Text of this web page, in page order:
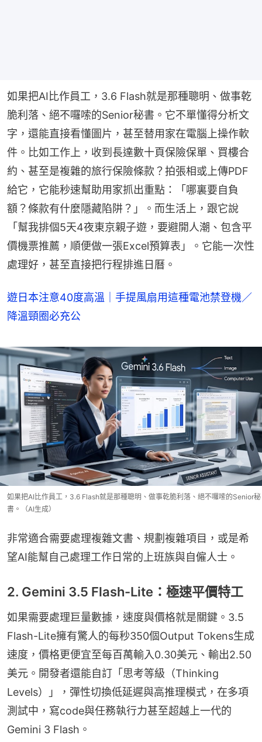
如果把AI比作員工，3.6 Flash就是那種聰明、做事乾
脆利落、絕不囉嗦的Senior秘書。它不單懂得分析文
字，還能直接看懂圖片，甚至替用家在電腦上操作軟
件。比如工作上，收到長達數十頁保險保單、買樓合
約、甚至是複雜的旅行保險條款？拍張相或上傳PDF
給它，它能秒速幫助用家抓出重點：「哪裏要自負
額？條款有什麼隱藏陷阱？」。而生活上，跟它說
「幫我排個5天4夜東京親子遊，要避開人潮、包含平
價機票推薦，順便做一張Excel預算表」。它能一次性
處理好，甚至直接把行程排進日曆。
遊日本注意40度高溫｜手提風扇用這種電池禁登機／
降溫頸圈必充公
如果把AI比作員工，3.6 Flash就是那種聰明、做事乾脆利落、絕不囉嗦的Senior秘
書。（AI生成）
非常適合需要處理複雜文書、規劃複雜項目，或是希
望AI能幫自己處理工作日常的上班族與自僱人士。
2. Gemini 3.5 Flash-Lite：極速平價特工
如果需要處理巨量數據，速度與價格就是關鍵。3.5
Flash-Lite擁有驚人的每秒350個Output Tokens生成
速度，價格更便宜至每百萬輸入0.30美元、輸出2.50
美元。開發者還能自訂「思考等級（Thinking
Levels）」，彈性切換低延遲與高推理模式，在多項
測試中，寫code與任務執行力甚至超越上一代的
Gemini 3 Flash。